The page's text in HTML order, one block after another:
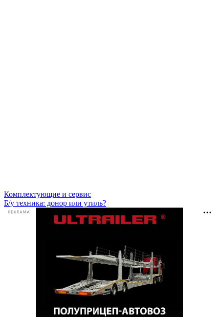
Комплектующие и сервис
Б/у техника: донор или утиль?
РЕКЛАМА